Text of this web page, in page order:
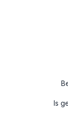
Is